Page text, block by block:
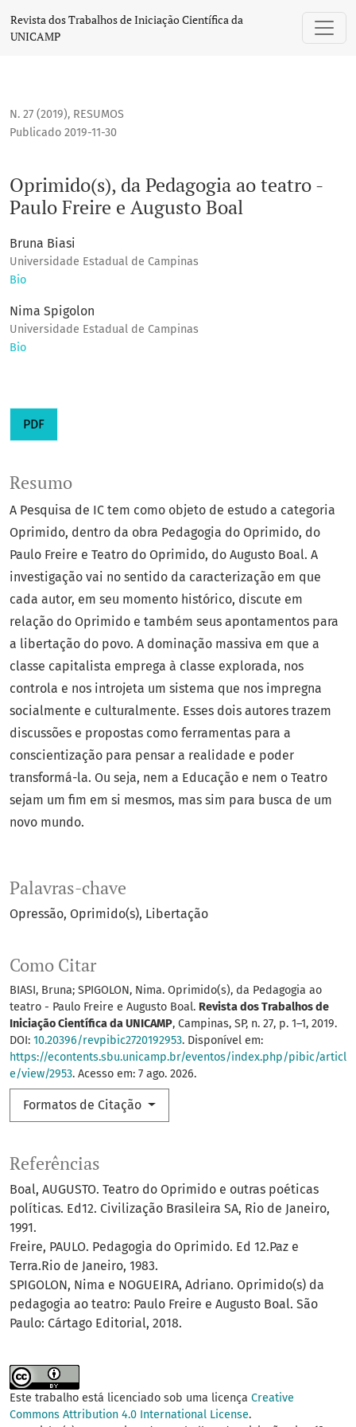
Oprimido(s), da Pedagogia ao teatro - Paulo Freire e
Revista dos Trabalhos de Iniciação Científica da
UNICAMP
N. 27 (2019), RESUMOS
Oprimido(s), da Pedagogia ao teatro -
Paulo Freire e Augusto Boal
Publicado 2019-11-30
Bruna Biasi
Universidade Estadual de Campinas
Bio
Nima Spigolon
Universidade Estadual de Campinas
Bio
PDF
Palavras-chave
Opressão Oprimido(s) Libertação
Como Citar
BIASI, Bruna; SPIGOLON, Nima. Oprimido(s), da Pedagogia ao
teatro - Paulo Freire e Augusto Boal. Revista dos Trabalhos de
Iniciação Científica da UNICAMP, Campinas, SP, n. 27, p. 1–1, 2019.
DOI: 10.20396/revpibic2720192953. Disponível em:
https://econtents.sbu.unicamp.br/eventos/index.php/pibic/articl
e/view/2953. Acesso em: 7 ago. 2026.
Formatos de Citação
Resumo
A Pesquisa de IC tem como objeto de estudo a categoria
Oprimido, dentro da obra Pedagogia do Oprimido, do
Paulo Freire e Teatro do Oprimido, do Augusto Boal. A
investigação vai no sentido da caracterização em que
cada autor, em seu momento histórico, discute em
relação do Oprimido e também seus apontamentos para
a libertação do povo. A dominação massiva em que a
classe capitalista emprega à classe explorada, nos
controla e nos introjeta um sistema que nos impregna
socialmente e culturalmente. Esses dois autores trazem
discussões e propostas como ferramentas para a
conscientização para pensar a realidade e poder
transformá-la. Ou seja, nem a Educação e nem o Teatro
sejam um fim em si mesmos, mas sim para busca de um
novo mundo.
Referências
Boal, AUGUSTO. Teatro do Oprimido e outras poéticas
políticas. Ed12. Civilização Brasileira SA, Rio de Janeiro,
1991.
Freire, PAULO. Pedagogia do Oprimido. Ed 12.Paz e
Terra.Rio de Janeiro, 1983.
SPIGOLON, Nima e NOGUEIRA, Adriano. Oprimido(s) da
pedagogia ao teatro: Paulo Freire e Augusto Boal. São
Paulo: Cártago Editorial, 2018.
Este trabalho está licenciado sob uma licença Creative
Commons Attribution 4.0 International License.